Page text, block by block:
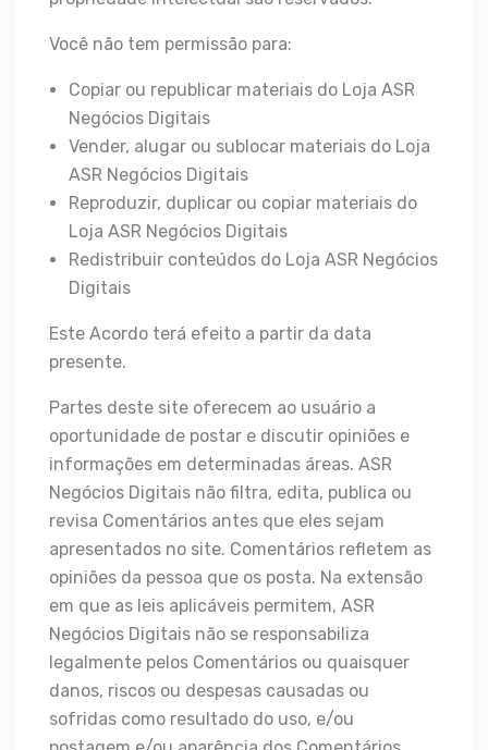
Você não tem permissão para:
Copiar ou republicar materiais do Loja ASR
Negócios Digitais
Vender, alugar ou sublocar materiais do Loja
ASR Negócios Digitais
Reproduzir, duplicar ou copiar materiais do
Loja ASR Negócios Digitais
Redistribuir conteúdos do Loja ASR Negócios
Digitais
Este Acordo terá efeito a partir da data
presente.
Partes deste site oferecem ao usuário a
oportunidade de postar e discutir opiniões e
informações em determinadas áreas. ASR
Negócios Digitais não filtra, edita, publica ou
revisa Comentários antes que eles sejam
apresentados no site. Comentários refletem as
opiniões da pessoa que os posta. Na extensão
em que as leis aplicáveis permitem, ASR
Negócios Digitais não se responsabiliza
legalmente pelos Comentários ou quaisquer
danos, riscos ou despesas causadas ou
sofridas como resultado do uso, e/ou